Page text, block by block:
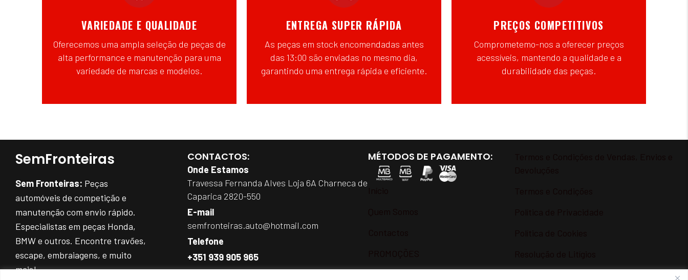
VARIEDADE E QUALIDADE
Oferecemos uma ampla seleção de peças de
alta performance e manutenção para uma
variedade de marcas e modelos.
ENTREGA SUPER RÁPIDA
As peças em stock encomendadas antes
das 13:00 são enviadas no mesmo dia,
garantindo uma entrega rápida e eficiente.
PREÇOS COMPETITIVOS
Comprometemo-nos a oferecer preços
acessíveis, mantendo a qualidade e a
durabilidade das peças.
SemFronteiras
Sem Fronteiras: Peças
automóveis de competição e
manutenção com envio rápido.
Especialistas em peças Honda,
BMW e outros. Encontre travões,
escape, embraiagens, e muito
mais!
CONTACTOS:
Onde Estamos
Travessa Fernanda Alves Loja 6A Charneca de
Caparica 2820-550
E-mail
semfronteiras.auto@hotmail.com
Telefone
+351 939 905 965
Entre as 9h e as 18h de Segunda a Sábado
MÉTODOS DE PAGAMENTO: